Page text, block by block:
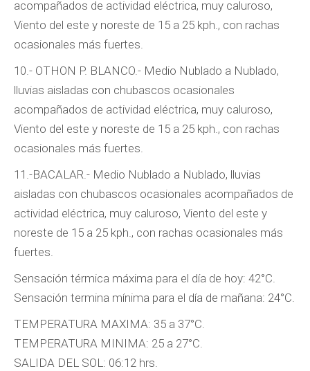
acompañados de actividad eléctrica, muy caluroso,
Viento del este y noreste de 15 a 25 kph., con rachas
ocasionales más fuertes.
10.- OTHON P. BLANCO.- Medio Nublado a Nublado,
lluvias aisladas con chubascos ocasionales
acompañados de actividad eléctrica, muy caluroso,
Viento del este y noreste de 15 a 25 kph., con rachas
ocasionales más fuertes.
11.-BACALAR.- Medio Nublado a Nublado, lluvias
aisladas con chubascos ocasionales acompañados de
actividad eléctrica, muy caluroso, Viento del este y
noreste de 15 a 25 kph., con rachas ocasionales más
fuertes.
Sensación térmica máxima para el día de hoy: 42°C.
Sensación termina mínima para el día de mañana: 24°C.
TEMPERATURA MAXIMA: 35 a 37°C.
TEMPERATURA MINIMA: 25 a 27°C.
SALIDA DEL SOL: 06:12 hrs.